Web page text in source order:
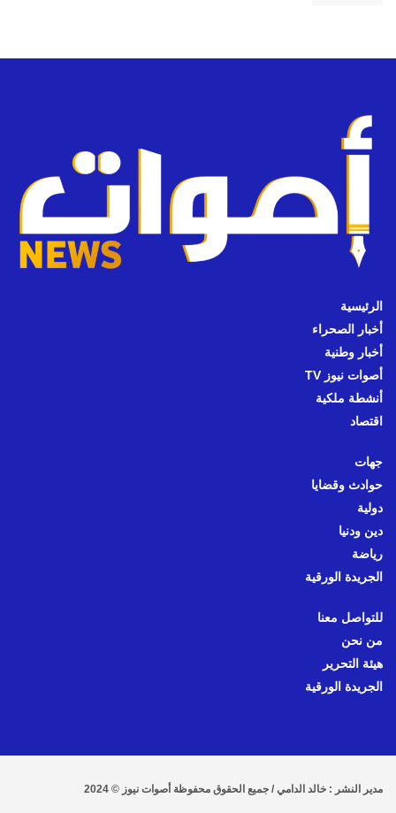
الرئيسية
أخبار الصحراء
أخبار وطنية
أصوات نيوز TV
أنشطة ملكية
اقتصاد
جهات
حوادث وقضايا
دولية
دين ودنيا
رياضة
الجريدة الورقية
للتواصل معنا
من نحن
هيئة التحرير
الجريدة الورقية
مدير النشر : خالد الدامي / جميع الحقوق محفوظة أصوات نيوز © 2024